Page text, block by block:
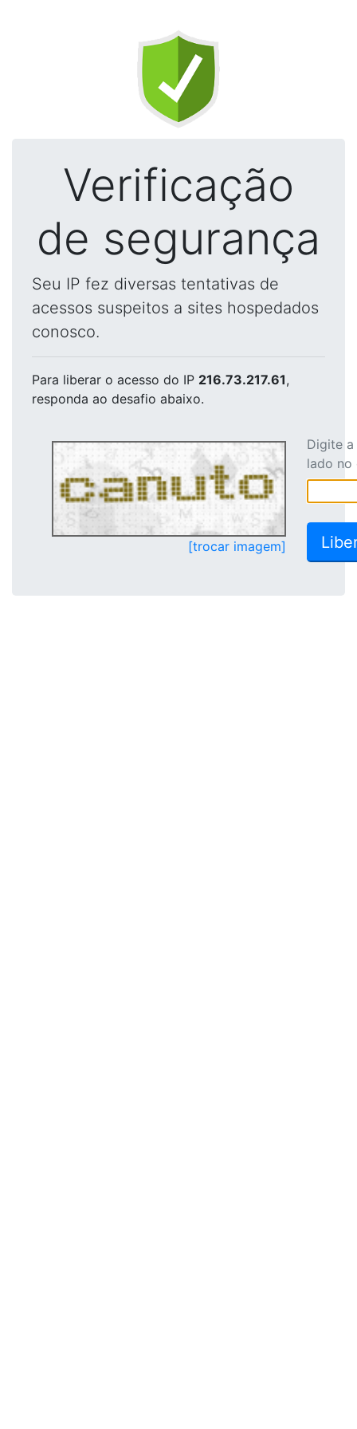
Verificação
de segurança
Seu IP fez diversas tentativas de
acessos suspeitos a sites hospedados
conosco.
Para liberar o acesso do IP 216.73.217.61,
responda ao desafio abaixo.
[trocar imagem]
Digite
lado no